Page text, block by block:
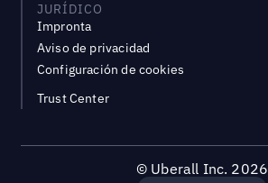
JURÍDICO
Impronta
Aviso de privacidad
Configuración de cookies
Trust Center
© Uberall Inc. 2026